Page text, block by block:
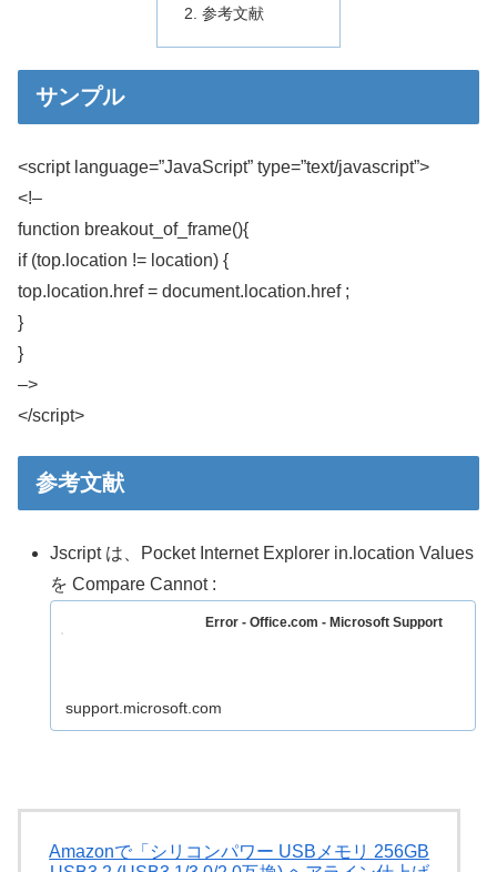
参考文献
サンプル
<script language=”JavaScript” type=”text/javascript”>
<!–
function breakout_of_frame(){
if (top.location != location) {
top.location.href = document.location.href ;
}
}
–>
</script>
参考文献
Jscript は、Pocket Internet Explorer in.location Values
を Compare Cannot :
Error - Office.com - Microsoft Support
support.microsoft.com
Amazonで「シリコンパワー USBメモリ 256GB